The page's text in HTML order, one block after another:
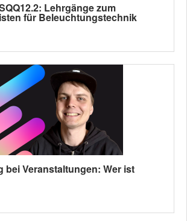
Lehrgänge zum
für Beleuchtungstechnik
bei Veranstaltungen: Wer ist